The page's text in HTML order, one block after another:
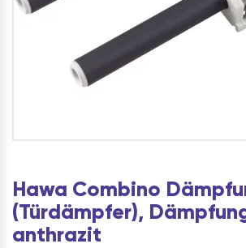
Hawa Combino
(Türdämpfer),
anthrazit